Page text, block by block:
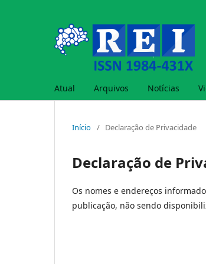
Atual Arquivos Notícias
Início / Declaração de Privacidade
Declaração de
Os nomes e endereços
publicação, não sendo